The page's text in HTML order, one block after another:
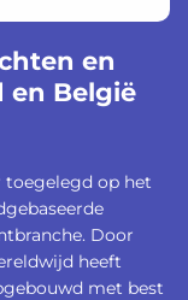
en
en België
toegelegd op het
Door
heeft
met best